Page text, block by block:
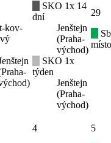
kov-
SKO 1x 14
dní
Jenštejn
(Praha-
východ)
SKO 1x
týden
Jenštejn
(Praha-
východ)
29
4
5